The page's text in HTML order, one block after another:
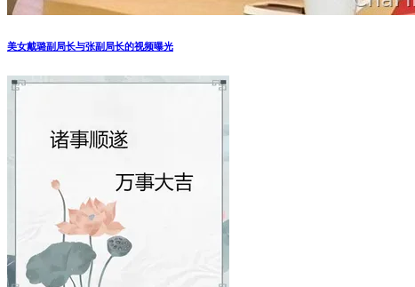
美女戴璐副局长与张副局长的视频曝光